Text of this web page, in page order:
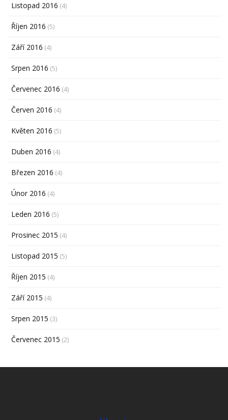
Listopad 2016 (4)
Říjen 2016 (5)
Září 2016 (4)
Srpen 2016 (5)
Červenec 2016 (4)
Červen 2016 (4)
Květen 2016 (5)
Duben 2016 (4)
Březen 2016 (4)
Únor 2016 (4)
Leden 2016 (5)
Prosinec 2015 (4)
Listopad 2015 (5)
Říjen 2015 (4)
Září 2015 (4)
Srpen 2015 (3)
Červenec 2015 (2)